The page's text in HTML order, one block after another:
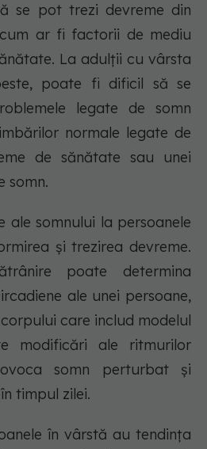
se pot trezi devreme din
ar fi factorii de mediu
La adulții cu vârsta
poate fi dificil să se
legate de somn
normale legate de
de sănătate sau unei
somn.
ale somnului la persoanele
și trezirea devreme.
poate determina
ale unei persoane,
care includ modelul
modificări ale ritmurilor
somn perturbat și
timpul zilei.
în vârstă au tendința